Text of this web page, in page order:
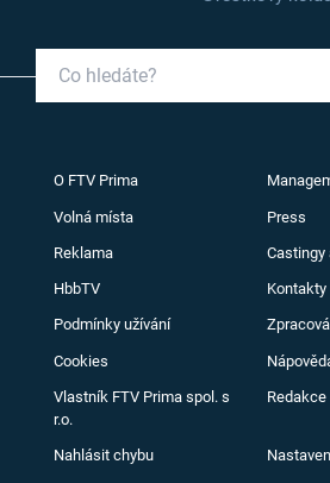
O FTV Prima
Volná místa Press
Reklama Castingy
HbbTV Kontakty
Podmínky užívání
Cookies
Vlastník FTV Prima spol. s
r.o.
Redakce
Nahlásit chybu